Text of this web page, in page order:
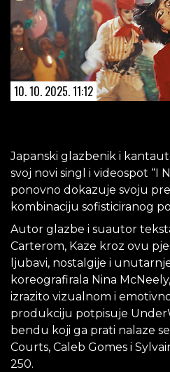
10. 10. 2025. 11:12
Japanski glazbenik i
svoj novi singl i videospot “I
ponovno dokazuje svoju
kombinaciju sofisticiranog
Autor glazbe i suautor
Carterom, Kaze kroz ovu
ljubavi, nostalgije i
koreografirala Nina
izrazito vizualnom i
produkciju potpisuje
bendu koji ga prati nalaze
Courts, Caleb Gomes i
250.